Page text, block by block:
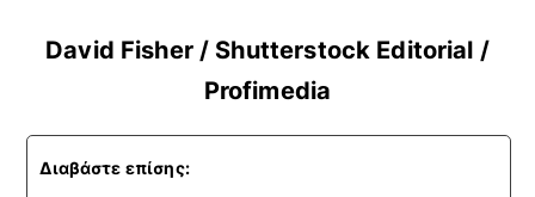
David Fisher / Shutterstock Editorial /
Profimedia
Διαβάστε επίσης: